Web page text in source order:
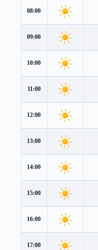
08:00
09:00
10:00
11:00
12:00
13:00
14:00
15:00
16:00
17:00